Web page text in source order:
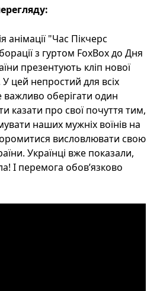
анімації "Час Пікчерс
з гуртом FoxBox до Дня
презентують кліп нової
У цей непростий для всіх
важливо оберігати один
казати про свої почуття тим,
наших мужніх воїнів на
висловлювати свою
Українці вже показали,
І перемога обов’язково